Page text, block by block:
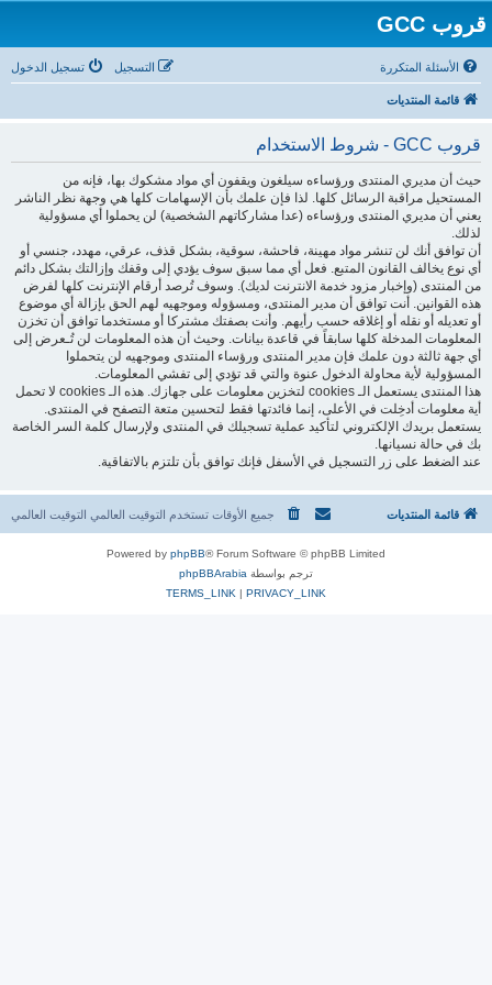
قروب GCC
الأسئلة المتكررة تسجيل الدخول التسجيل
قائمة المنتديات
قروب GCC - شروط الاستخدام
حيث أن مديري المنتدى ورؤساءه سيلغون ويقفون أي مواد مشكوك بها، فإنه من
المستحيل مراقبة الرسائل كلها. لذا فإن علمك بأن الإسهامات كلها هي وجهة نظر الناشر
يعني أن مديري المنتدى ورؤساءه (عدا مشاركاتهم الشخصية) لن يحملوا أي مسؤولية
لذلك.
أن توافق أنك لن تنشر مواد مهينة، فاحشة، سوقية، بشكل قذف، عرقي، مهدد، جنسي أو
أي نوع يخالف القانون المتبع. فعل أي مما سبق سوف يؤدي إلى وقفك وإزالتك بشكل دائم
من المنتدى (وإخبار مزود خدمة الانترنت لديك). وسوف تُرصد أرقام الإنترنت كلها لفرض
هذه القوانين. أنت توافق أن مدير المنتدى، ومسؤوله وموجهيه لهم الحق بإزالة أي موضوع
أو تعديله أو نقله أو إغلاقه حسب رأيهم. وأنت بصفتك مشتركا أو مستخدما توافق أن تخزن
المعلومات المدخلة كلها سابقاً في قاعدة بيانات. وحيث أن هذه المعلومات لن تُـعرض إلى
أي جهة ثالثة دون علمك فإن مدير المنتدى ورؤساء المنتدى وموجهيه لن يتحملوا
المسؤولية لأية محاولة الدخول عنوة والتي قد تؤدي إلى تفشي المعلومات.
هذا المنتدى يستعمل الـ cookies لتخزين معلومات على جهازك. هذه الـ cookies لا تحمل
أية معلومات أدخِلت في الأعلى، إنما فائدتها فقط لتحسين متعة التصفح في المنتدى.
يستعمل بريدك الإلكتروني لتأكيد عملية تسجيلك في المنتدى ولإرسال كلمة السر الخاصة
بك في حالة نسيانها.
عند الضغط على زر التسجيل في الأسفل فإنك توافق بأن تلتزم بالاتفاقية.
قائمة المنتديات جميع الأوقات تستخدم التوقيت العالمي التوقيت العالمي
Powered by phpBB® Forum Software © phpBB Limited
ترجم بواسطة phpBBArabia
PRIVACY_LINK
|
TERMS_LINK